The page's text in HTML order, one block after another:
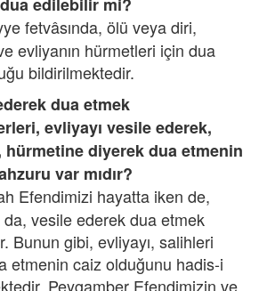
fetvâsında, ölü veya diri,
evliyanın hürmetleri için dua
bildirilmektedir.
dua etmek
evliyayı vesile ederek,
hürmetine diyerek dua etmenin
var mıdır?
Efendimizi hayatta iken de,
da, vesile ederek dua etmek
Bunun gibi, evliyayı, salihleri
etmenin caiz olduğunu hadis-i
Peygamber Efendimizin ve